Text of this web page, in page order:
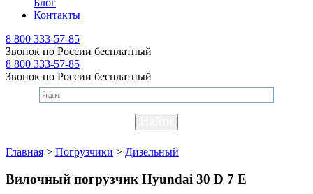
Контакты
8 800 333-57-85
Звонок по России бесплатный
8 800 333-57-85
Звонок по России бесплатный
Главная > Погрузчики > Дизельный
Вилочный погрузчик Hyundai 30 D 7 E